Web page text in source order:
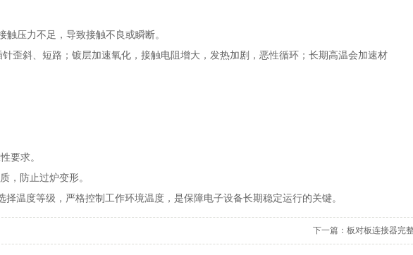
压力不足，导致接触不良或瞬断。
斜、短路；镀层加速氧化，接触电阻增大，发热加剧，恶性循环；长期高温会加速材
要求。
防止过炉变形。
温度等级，严格控制工作环境温度，是保障电子设备长期稳定运行的关键。
下一篇： 板对板连接器完